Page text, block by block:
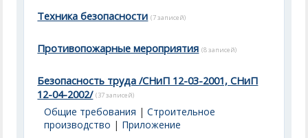
Техника безопасности (7 записей)
Противопожарные мероприятия (8 записей)
Безопасность труда /СНиП 12-03-2001, СНиП
12-04-2002/ (37 записей)
Общие требования |Строительное
производство | Приложение